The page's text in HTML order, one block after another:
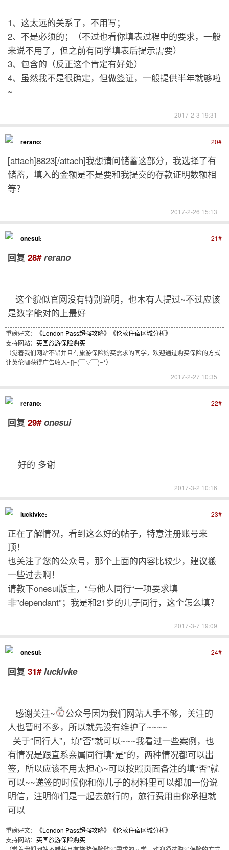
1、这太远的关系了，不用写；
2、不是必须的；（不过也看你填表过程中的要求，一般
来说不用了，但之前有同学填表后提示需要）
3、包含的（反正这个肯定有好处）
4、虽然我不是很确定，但做签证，一般提供半年就够啦
~
2017-2-3 19:31
20#
rerano:
[attach]8823[/attach]我想请问储蓄这部分，我选择了有
储蓄，填入的金额是不是要和我提交的存款证明数额相
等？
2017-2-26 15:13
21#
onesui:
回复 28# rerano
这个貌似官网没有特别说明，也木有人提过~不过应该
是数字能对的上最好
重磅好文： 《London Pass超强攻略》
《伦敦住宿区域分析》
支持网站： 英国旅游保险购买
（觉着我们网站不错并且有旅游保险购买需求的同学，欢迎通过购买保险的方式
让英伦咖获得广告收入~[]~(￣▽￣)~*）
2017-2-27 10:35
22#
rerano:
回复 29# onesui
好的 多谢
2017-3-2 10:16
23#
lucklvke:
正在了解情况，看到这么好的帖子，特意注册账号来
顶！
也关注了您的公众号，那个上面的内容比较少，建议搬
一些过去啊！
请教下onesui版主，“与他人同行“一项要求填
非”dependant”；我是和21岁的儿子同行，这个怎么填？
2017-3-7 19:09
24#
onesui:
回复 31# lucklvke
感谢关注~
公众号因为我们网站人手不够，关注的
人也暂时不多，所以就先没有维护了~~~~
关于“同行人”，填"否"就可以~~~我看过一些案例，也
有情况是跟直系亲属同行填“是”的，两种情况都可以出
签，所以应该不用太担心~可以按照页面备注的填“否”就
可以~~递签的时候你和你儿子的材料里可以都加一份说
明信，注明你们是一起去旅行的，旅行费用由你承担就
可以
重磅好文： 《London Pass超强攻略》
《伦敦住宿区域分析》
支持网站： 英国旅游保险购买